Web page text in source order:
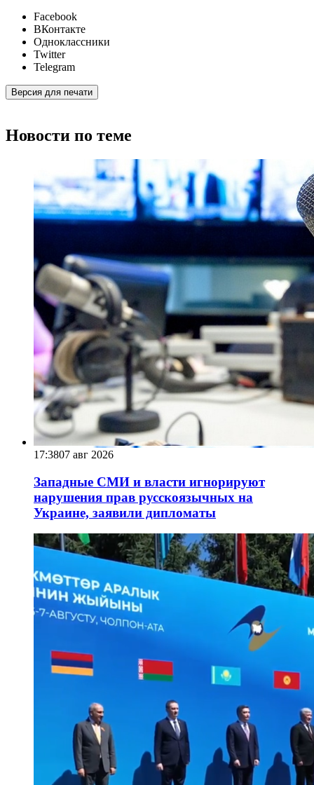
Facebook
ВКонтакте
Одноклассники
Twitter
Telegram
Версия для печати
Новости по теме
17:3807 авг 2026
Западные СМИ и власти игнорируют
нарушения прав русскоязычных на
Украине, заявили дипломаты